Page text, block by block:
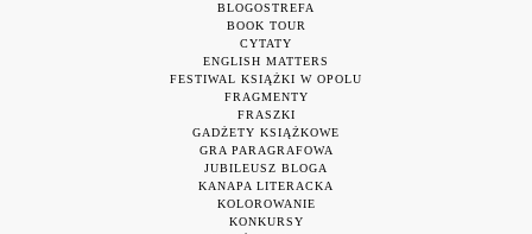
BLOGOSTREFA
BOOK TOUR
CYTATY
ENGLISH MATTERS
FESTIWAL KSIĄŻKI W OPOLU
FRAGMENTY
FRASZKI
GADŻETY KSIĄŻKOWE
GRA PARAGRAFOWA
JUBILEUSZ BLOGA
KANAPA LITERACKA
KOLOROWANIE
KONKURSY